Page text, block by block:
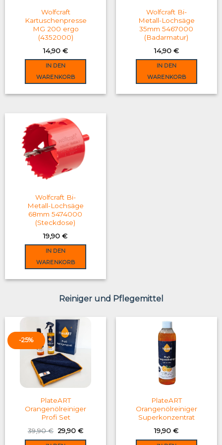
on
the
product
page
Wolfcraft
Kartuschenpresse
MG 200 ergo
(4352000)
14,90 €
IN DEN
WARENKORB
Wolfcraft Bi-
Metall-Lochsäge
35mm 5467000
(Badarmatur)
14,90 €
IN DEN
WARENKORB
Wolfcraft Bi-
Metall-Lochsäge
68mm 5474000
(Steckdose)
19,90€
IN DEN
WARENKORB
Reiniger und Pflegemittel
-25%
PlateART
Orangenölreiniger
Profi Set
39,90€ Original
price
was:
29,90€Current
is:
PlateART
Orangenölreiniger
Superkonzentrat
19,90€